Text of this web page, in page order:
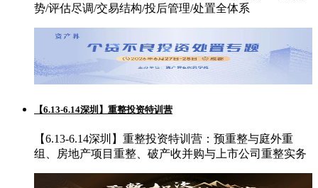
势/评估尽调/交易结构/投后管理/处置全体系
【6.13-6.14深圳】重整投资特训营
【6.13-6.14深圳】重整投资特训营：预重整与庭外重
组、房地产项目重整、破产收并购与上市公司重整实务